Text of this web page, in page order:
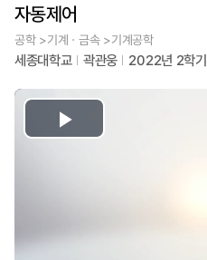
자동제어
공학 >기계ㆍ금속 >기계공학
세종대학교 곽관웅 2022년 2학기
Play